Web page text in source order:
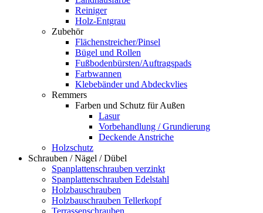
Reiniger
Holz-Entgrau
Zubehör
Flächenstreicher/Pinsel
Bügel und Rollen
Fußbodenbürsten/Auftragspads
Farbwannen
Klebebänder und Abdeckvlies
Remmers
Farben und Schutz für Außen
Lasur
Vorbehandlung / Grundierung
Deckende Anstriche
Holzschutz
Schrauben / Nägel / Dübel
Spanplattenschrauben verzinkt
Spanplattenschrauben Edelstahl
Holzbauschrauben
Holzbauschrauben Tellerkopf
Terrassenschrauben